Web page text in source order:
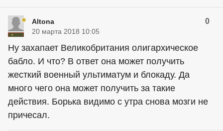
Altona 0
20 марта 2018 10:05
Ну захапает Великобритания олигархическое
бабло. И что? В ответ она может получить
жесткий военный ультиматум и блокаду. Да
много чего она может получить за такие
действия. Борька видимо с утра снова мозги не
причесал.